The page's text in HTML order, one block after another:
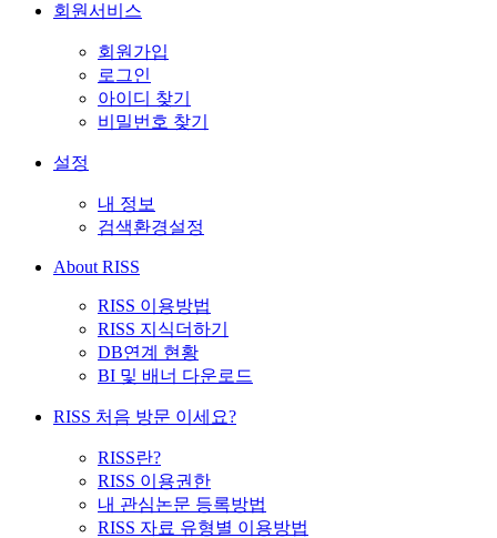
회원서비스
회원가입
로그인
아이디 찾기
비밀번호 찾기
설정
내 정보
검색환경설정
About RISS
RISS 이용방법
RISS 지식더하기
DB연계 현황
BI 및 배너 다운로드
RISS 처음 방문 이세요?
RISS란?
RISS 이용권한
내 관심논문 등록방법
RISS 자료 유형별 이용방법